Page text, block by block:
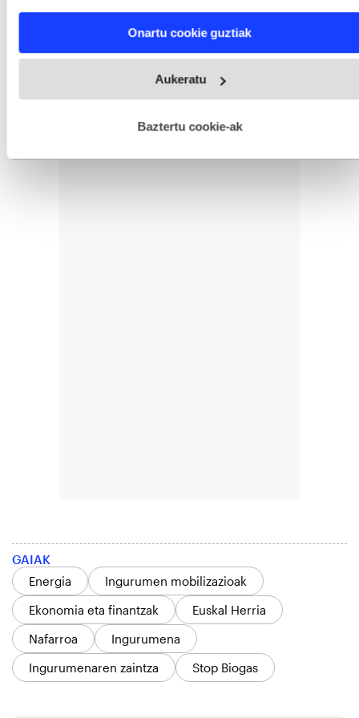
and set your preferences in thedetails section
fitxategiak erabiltzen ditu. Zure esperientzia eta zerbitzuak
esplizitua ematen diguzu.Gehiago irakurri
Onartu cookie guztiak
Aukeratu
Baztertu cookie-ak
GAIAK
Energia
Ingurumen mobilizazioak
Ekonomia eta finantzak
Euskal Herria
Nafarroa
Ingurumena
Ingurumenaren zaintza
Stop Biogas